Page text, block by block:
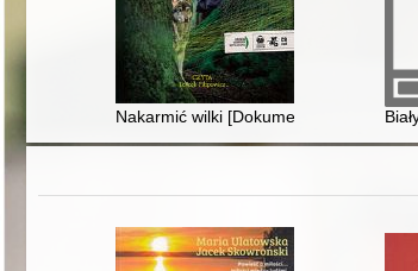
Nakarmić wilki [Dokument dźwiękowy]